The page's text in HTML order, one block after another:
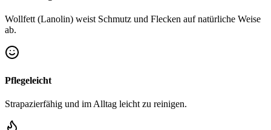
Wollfett (Lanolin) weist Schmutz und Flecken auf natürliche Weise
ab.
Pflegeleicht
Strapazierfähig und im Alltag leicht zu reinigen.